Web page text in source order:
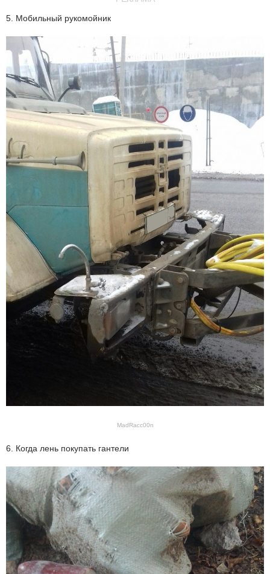
5. Мобильный рукомойник
MadRacc00n
6. Когда лень покупать гантели